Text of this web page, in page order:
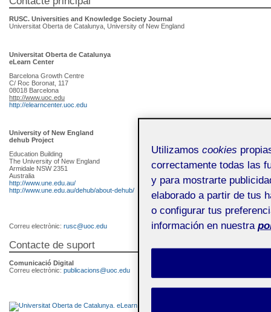
RUSC. Universities and Knowledge Society Journal
Universitat Oberta de Catalunya, University of New England
Universitat Oberta de Catalunya
eLearn Center
Barcelona Growth Centre
C/ Roc Boronat, 117
08018 Barcelona
http://www.uoc.edu
http://elearncenter.uoc.edu
University of New England
dehub Project
Education Building
The University of New England
Armidale NSW 2351
Australia
http://www.une.edu.au/
http://www.une.edu.au/dehub/about-dehub/
Correu electrònic: rusc@uoc.edu
Contacte de suport
Comunicació Digital
Correu electrònic: publicacions@uoc.edu
Utilizamos cookies
correctamente todas las
y para mostrarte
elaborado a partir de tus
o configurar tus
información en nuestra